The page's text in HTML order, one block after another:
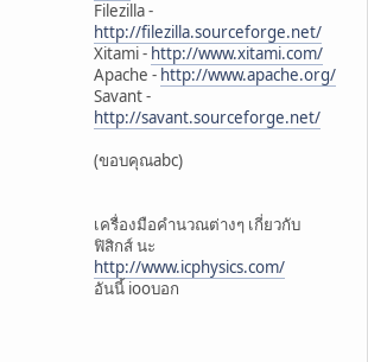
Filezilla -
http://filezilla.sourceforge.net/
Xitami - http://www.xitami.com/
Apache - http://www.apache.org/
Savant -
http://savant.sourceforge.net/
(ขอบคุณabc)
เครื่องมือคำนวณต่างๆ เกี่ยวกับ
ฟิสิกส์ นะ
http://www.icphysics.com/
อันนี้ iooบอก